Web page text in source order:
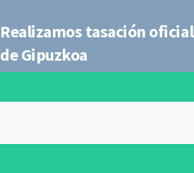
Realizamos tasación
de Gipuzkoa